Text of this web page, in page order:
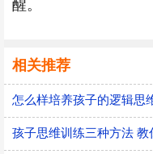
醒。
相关推荐
怎么样培养孩子的逻辑思